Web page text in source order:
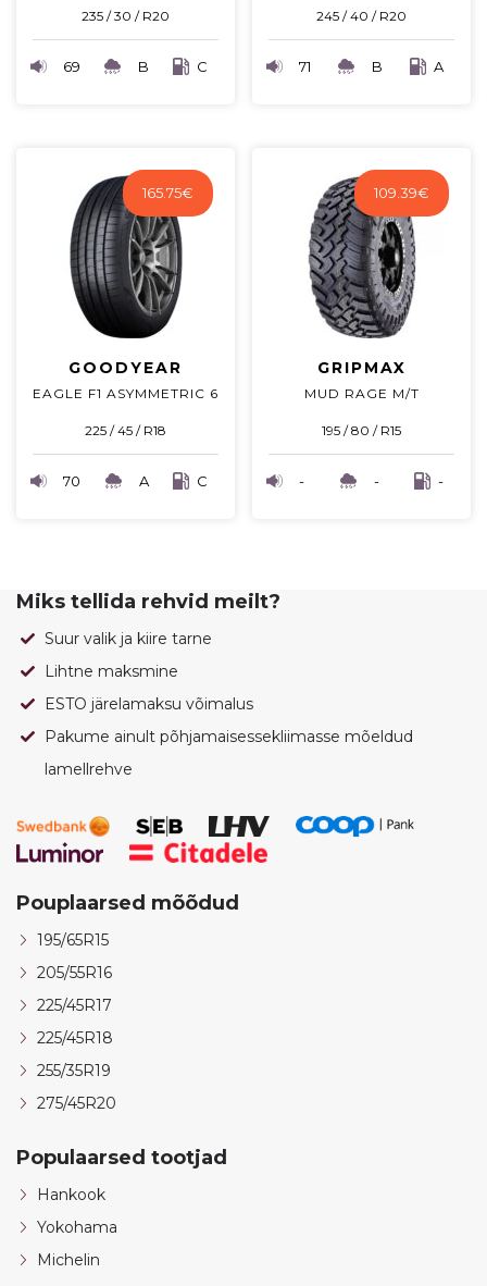
235 / 30 / R20
69 B C
245 / 40 / R20
71 B A
165.75€
GOODYEAR
EAGLE F1 ASYMMETRIC 6
225 / 45 / R18
70 A C
109.39€
GRIPMAX
MUD RAGE M/T
195 / 80 / R15
- - -
Miks tellida rehvid meilt?
Suur valik ja kiire tarne
Lihtne maksmine
ESTO järelamaksu võimalus
Pakume ainult põhjamaisessekliimasse mõeldud
lamellrehve
Pouplaarsed mõõdud
195/65R15
205/55R16
225/45R17
225/45R18
255/35R19
275/45R20
Populaarsed tootjad
Hankook
Yokohama
Michelin